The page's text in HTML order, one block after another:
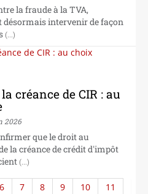
la fraude à la TVA,
intervenir de façon
(...)
créance de CIR : au
2026
que le droit au
la créance de crédit d'impôt
(...)
6 7 8 9 10
11